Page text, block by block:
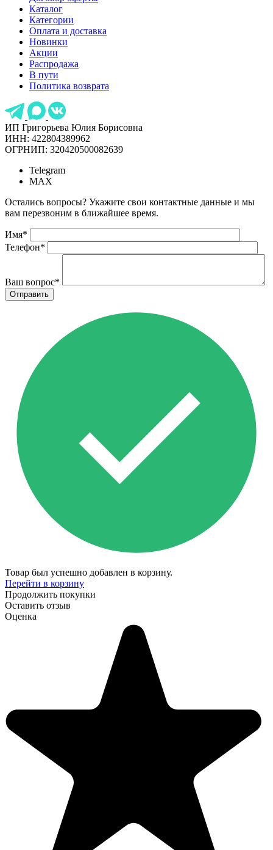
Каталог
Категории
Оплата и доставка
Новинки
Акции
Распродажа
В пути
Политика возврата
ИП Григорьева Юлия Борисовна
ИНН: 422804389962
ОГРНИП: 320420500082639
Telegram
MAX
Остались вопросы? Укажите свои контактные данные и мы
вам перезвоним в ближайшее время.
Имя*
Телефон*
Ваш вопрос*
Товар был успешно добавлен в корзину.
Перейти в корзину
Продолжить покупки
Оставить отзыв
Оценка